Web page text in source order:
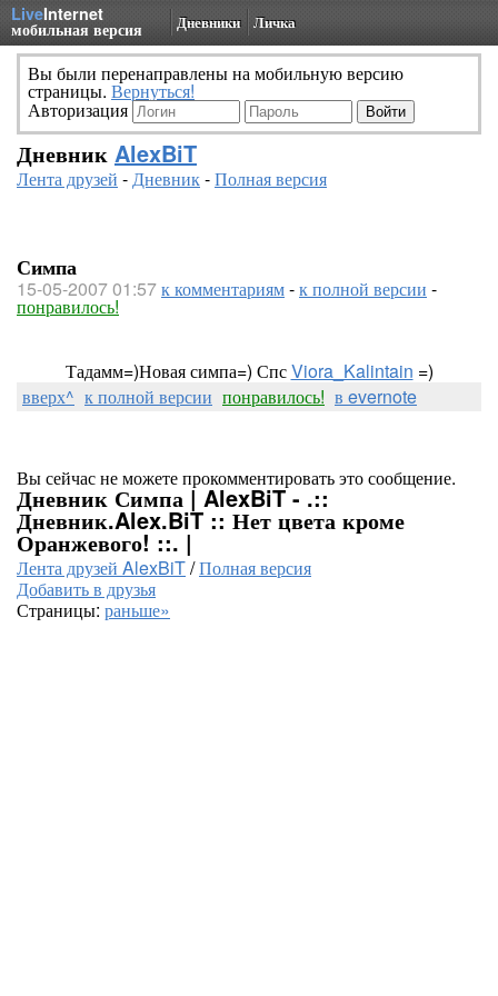
LiveInternet
мобильная версия Дневники Личка
Вы были перенаправлены на мобильную версию
страницы. Вернуться!
Авторизация
Дневник AlexBiT
Лента друзей -Дневник-Полная версия
Симпа
15-05-2007 01:57к комментариям-к полной версии -
понравилось!
Тадамм=)Новая симпа=) СпсViora_Kalintain =)
вверх^ к полной версии понравилось! в evernote
Вы сейчас не можете прокомментировать это сообщение.
Дневник Симпа | AlexBiT - .::
Дневник.Alex.BiT :: Нет цвета кроме
Оранжевого! ::. |
Лента друзей AlexBiT/Полная версия
Добавить в друзья
Страницы: раньше»